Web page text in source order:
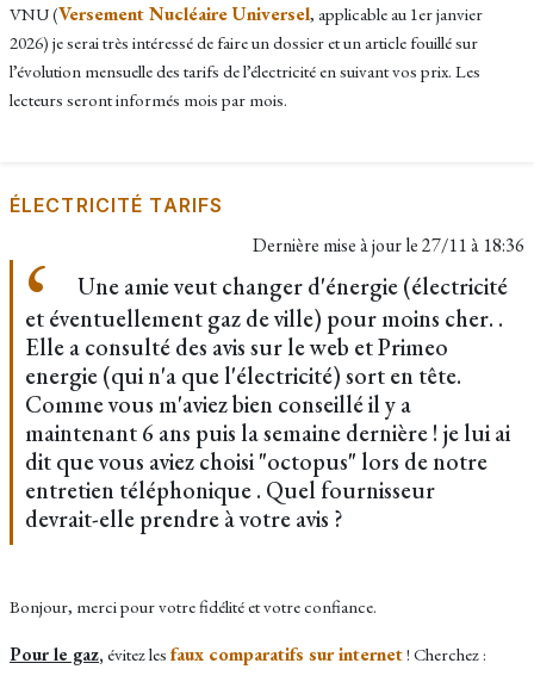
VNU (Versement Nucléaire Universel, applicable au 1er janvier
2026) je serai très intéressé de faire un dossier et un article fouillé sur
l’évolution mensuelle des tarifs de l’électricité en suivant vos prix. Les
lecteurs seront informés mois par mois.
ÉLECTRICITÉ TARIFS
Dernière mise à jour le27/11 à 18:36
Une amie veut changer d'énergie (électricité
et éventuellement gaz de ville) pour moins cher. .
Elle a consulté des avis sur le web et Primeo
energie (qui n'a que l'électricité) sort en tête.
Comme vous m'aviez bien conseillé il y a
maintenant 6 ans puis la semaine dernière ! je lui ai
dit que vous aviez choisi "octopus" lors de notre
entretien téléphonique . Quel fournisseur
devrait-elle prendre à votre avis ?
Bonjour, merci pour votre fidélité et votre confiance.
Pour le gaz, évitez les faux comparatifs sur internet! Cherchez :